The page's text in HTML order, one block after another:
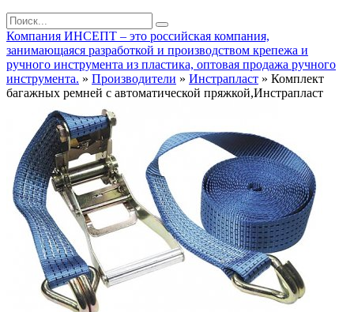
Компания ИНСЕПТ – это российская компания,
занимающаяся разработкой и производством крепежа и
ручного инструмента из пластика, оптовая продажа ручного
инструмента. » Производители » Инстрапласт » Комплект
багажных ремней с автоматической пряжкой,Инстрапласт